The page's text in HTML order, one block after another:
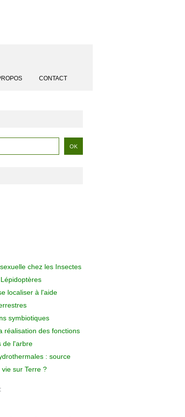
CONTACT
chez les Insectes
localiser à l'aide
symbiotiques
réalisation des fonctions
de l'arbre
: source
sur Terre ?